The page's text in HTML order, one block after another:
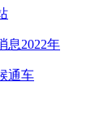
息2022年
通车